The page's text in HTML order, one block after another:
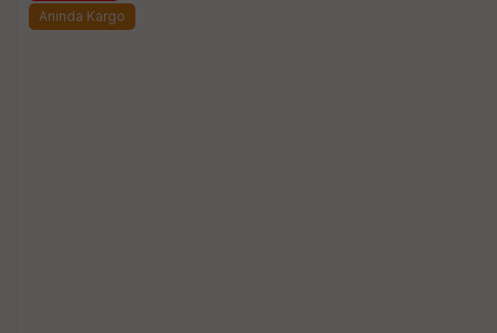
Anında Kargo